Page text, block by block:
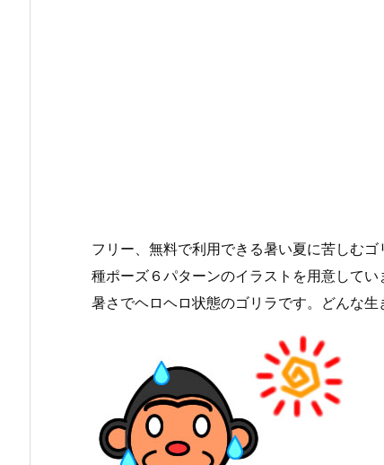
フリー、無料で利用できる暑い夏に苦しむ
種ポーズ６パターンのイラストを用意してい
暑さでヘロヘロ状態のゴリラです。どんな生